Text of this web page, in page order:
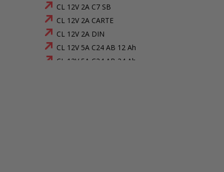
CL 12V 2A C7 SB
CL 12V 2A CARTE
CL 12V 2A DIN
CL 12V 5A C24 AB 12 Ah
CL 12V 5A C24 AB 24 Ah